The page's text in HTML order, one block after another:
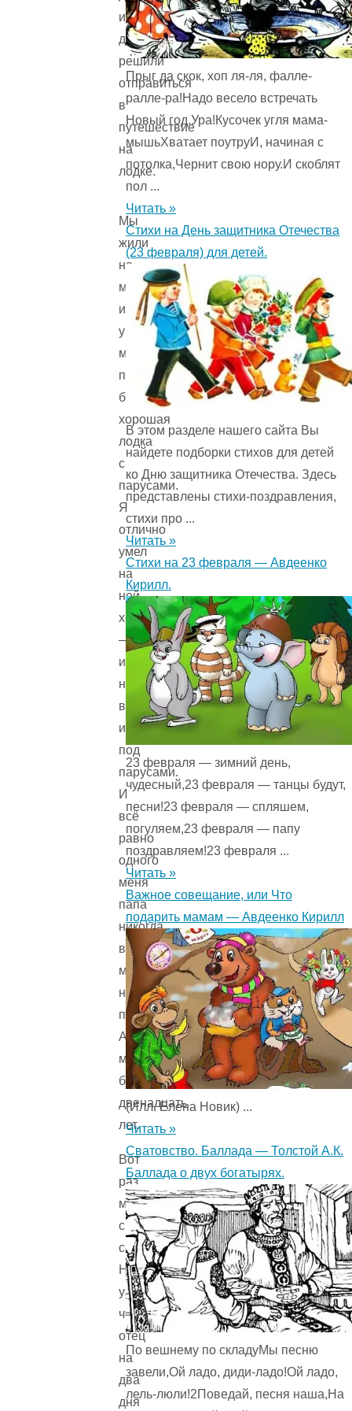
и
дети
решили
отправиться
в
путешествие
на
лодке.
Мы
жили
на
море,
и
у
моего
папы
была
хорошая
лодка
с
парусами.
Я
отлично
умел
на
ней
ходить
—
и
на
вёслах
и
под
парусами.
И
всё
равно
одного
меня
папа
никогда
в
море
не
пускал.
А
мне
было
двенадцать
лет.
Вот
раз
мы
с
сестрой
Ниной
узнали,
что
отец
на
два
дня
Прыг да скок, хоп ля-ля, фалле-
ралле-ра!Надо весело встречать
Новый год.Ура!Кусочек угля мама-
мышьХватает поутруИ, начиная с
потолка,Чернит свою нору.И скоблят
пол ...
Читать »
Стихи на День защитника Отечества
(23 февраля) для детей.
В этом разделе нашего сайта Вы
найдете подборки стихов для детей
ко Дню защитника Отечества. Здесь
представлены стихи-поздравления,
стихи про ...
Читать »
Стихи на 23 февраля — Авдеенко
Кирилл.
23 февраля — зимний день,
чудесный,23 февраля — танцы будут,
песни!23 февраля — спляшем,
погуляем,23 февраля — папу
поздравляем!23 февраля ...
Читать »
Важное совещание, или Что
подарить мамам — Авдеенко Кирилл
(Илл. Елена Новик) ...
Читать »
Сватовство. Баллада — Толстой А.К.
Баллада о двух богатырях.
По вешнему по складуМы песню
завели,Ой ладо, диди-ладо!Ой ладо,
лель-люли!2Поведай, песня наша,На